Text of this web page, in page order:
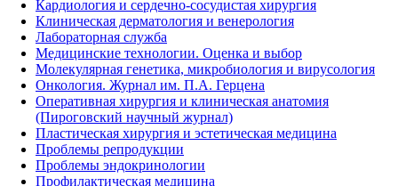
Кардиология и сердечно-сосудистая хирургия
Клиническая дерматология и венерология
Лабораторная служба
Медицинские технологии. Оценка и выбор
Молекулярная генетика, микробиология и вирусология
Онкология. Журнал им. П.А. Герцена
Оперативная хирургия и клиническая анатомия
(Пироговский научный журнал)
Пластическая хирургия и эстетическая медицина
Проблемы репродукции
Проблемы эндокринологии
Профилактическая медицина